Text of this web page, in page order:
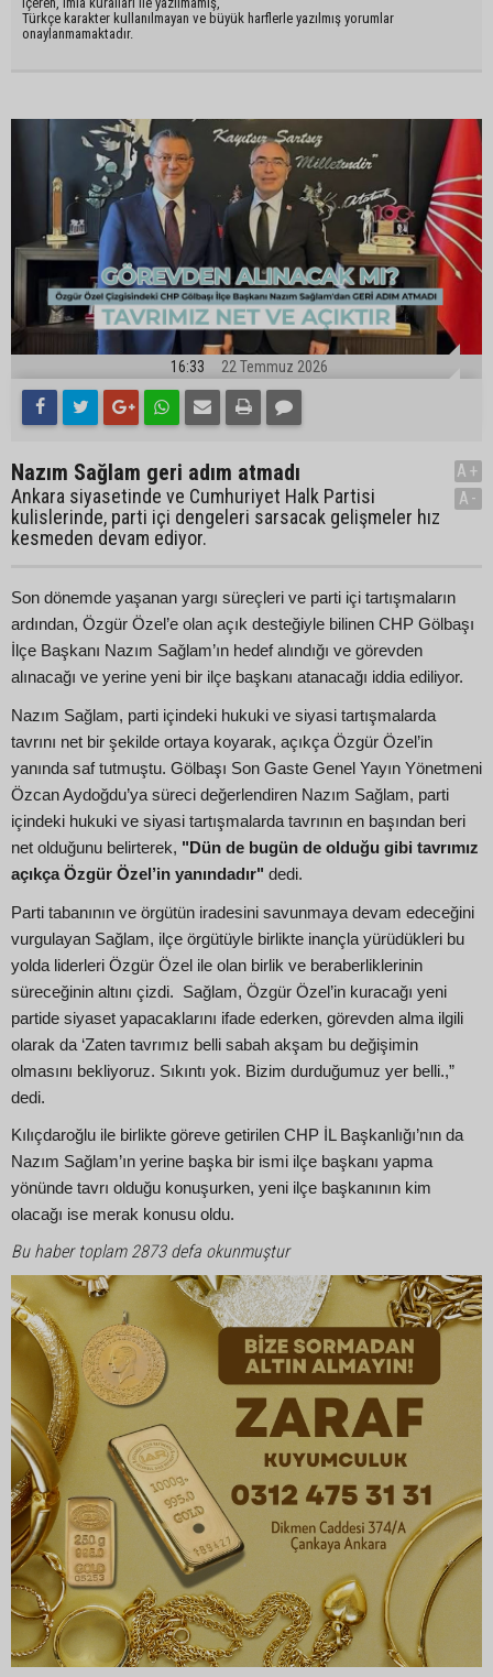
Türkçe karakter kullanılmayan ve büyük harflerle yazılmış yorumlar
onaylanmamaktadır.
16:33 22 Temmuz 2026
Nazım Sağlam geri adım atmadı
Ankara siyasetinde ve Cumhuriyet Halk Partisi
kulislerinde, parti içi dengeleri sarsacak gelişmeler hız
kesmeden devam ediyor.
A+
A-
Son dönemde yaşanan yargı süreçleri ve parti içi tartışmaların
ardından, Özgür Özel’e olan açık desteğiyle bilinen CHP Gölbaşı
İlçe Başkanı Nazım Sağlam’ın hedef alındığı ve görevden
alınacağı ve yerine yeni bir ilçe başkanı atanacağı iddia ediliyor.
Nazım Sağlam, parti içindeki hukuki ve siyasi tartışmalarda
tavrını net bir şekilde ortaya koyarak, açıkça Özgür Özel’in
yanında saf tutmuştu. Gölbaşı Son Gaste Genel Yayın Yönetmeni
Özcan Aydoğdu’ya süreci değerlendiren Nazım Sağlam, parti
içindeki hukuki ve siyasi tartışmalarda tavrının en başından beri
net olduğunu belirterek, "Dün de bugün de olduğu gibi tavrımız
açıkça Özgür Özel’in yanındadır" dedi.
Parti tabanının ve örgütün iradesini savunmaya devam edeceğini
vurgulayan Sağlam, ilçe örgütüyle birlikte inançla yürüdükleri bu
yolda liderleri Özgür Özel ile olan birlik ve beraberliklerinin
süreceğinin altını çizdi. Sağlam, Özgür Özel’in kuracağı yeni
partide siyaset yapacaklarını ifade ederken, görevden alma ilgili
olarak da ‘Zaten tavrımız belli sabah akşam bu değişimin
olmasını bekliyoruz. Sıkıntı yok. Bizim durduğumuz yer belli.,”
dedi.
Kılıçdaroğlu ile birlikte göreve getirilen CHP İL Başkanlığı’nın da
Nazım Sağlam’ın yerine başka bir ismi ilçe başkanı yapma
yönünde tavrı olduğu konuşurken, yeni ilçe başkanının kim
olacağı ise merak konusu oldu.
Bu haber toplam 2873 defa okunmuştur